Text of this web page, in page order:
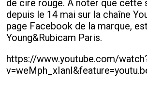
de cire rouge. A noter que cette
depuis le 14 mai sur la chaîne
page Facebook de la marque,
Young&Rubicam Paris.
https://www.youtube.com/